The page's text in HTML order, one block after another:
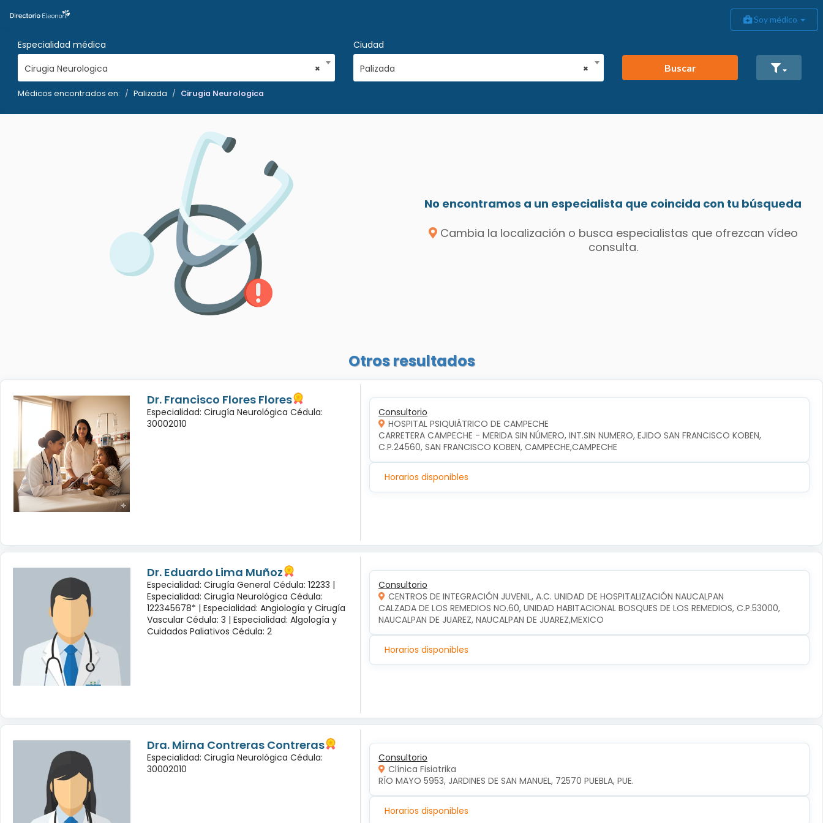
Soy médico
Especialidad médica
×
Cirugia Neurologica
Ciudad
×
Palizada Buscar
Médicos encontrados en: Palizada Cirugia Neurologica
No encontramos a un especialista que coincida con tu búsqueda
Cambia la localización o busca especialistas que ofrezcan vídeo
consulta.
Otros resultados
Dr. Francisco Flores Flores
Especialidad: Cirugía Neurológica Cédula:
30002010
Consultorio
HOSPITAL PSIQUIÁTRICO DE CAMPECHE
CARRETERA CAMPECHE - MERIDA SIN NÚMERO, INT.SIN NUMERO, EJIDO SAN FRANCISCO KOBEN,
C.P.24560, SAN FRANCISCO KOBEN, CAMPECHE,CAMPECHE
Horarios disponibles
Dr. Eduardo Lima Muñoz
Especialidad: Cirugía General Cédula: 12233 |
Especialidad: Cirugía Neurológica Cédula:
122345678* | Especialidad: Angiología y Cirugía
Vascular Cédula: 3 | Especialidad: Algología y
Cuidados Paliativos Cédula: 2
Consultorio
CENTROS DE INTEGRACIÓN JUVENIL, A.C. UNIDAD DE HOSPITALIZACIÓN NAUCALPAN
CALZADA DE LOS REMEDIOS NO.60, UNIDAD HABITACIONAL BOSQUES DE LOS REMEDIOS, C.P.53000,
NAUCALPAN DE JUAREZ, NAUCALPAN DE JUAREZ,MEXICO
Horarios disponibles
Dra. Mirna Contreras Contreras
Especialidad: Cirugía Neurológica Cédula:
30002010
Consultorio
Clínica Fisiatrika
RÍO MAYO 5953, JARDINES DE SAN MANUEL, 72570 PUEBLA, PUE.
Horarios disponibles